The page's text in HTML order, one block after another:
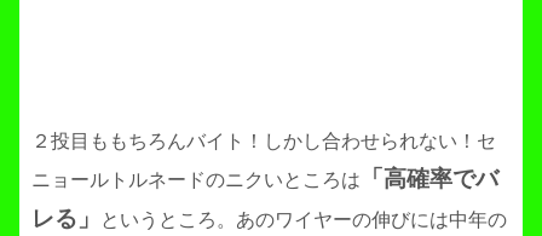
２投目ももちろんバイト！しかし合わせられない！セ
ニョールトルネードのニクいところは
「高確率でバ
レる」
というところ。あのワイヤーの伸びには中年の